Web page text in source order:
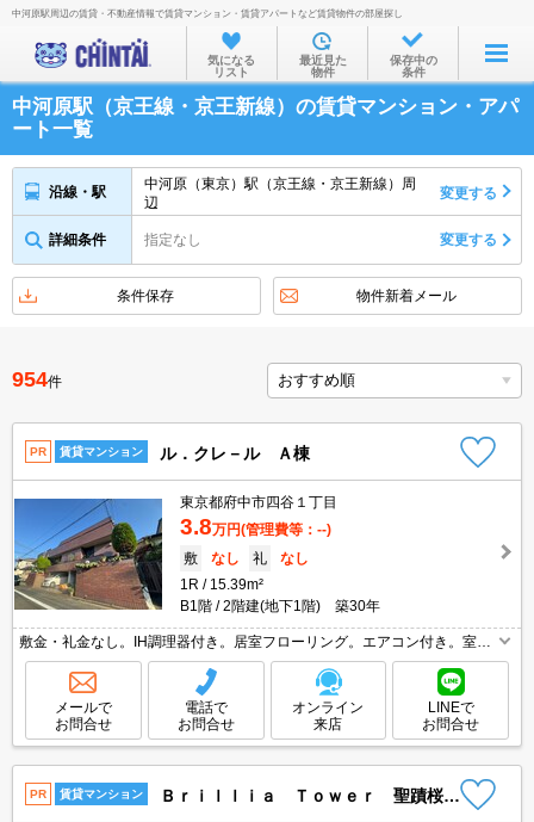
お部屋を探す
沿線・駅から
住所から
家賃相場から
不動産会社から
中河原駅周辺の賃貸・不動産情報で賃貸マンション・賃貸アパートなど賃貸物件の部屋探し
気になる
リスト
最近見た
物件
保存中の
条件
中河原駅（京王線・京王新線）の賃貸マンション・アパ
ート一覧
沿線・駅
中河原（東京）駅（京王線・京王新線）周
辺
変更する
詳細条件 指定なし 変更する
条件保存 物件新着メール
954件
PR 賃貸マンション ル．クレ－ル Ａ棟
東京都府中市四谷１丁目
3.8万円(管理費等：--)
敷
なし 礼
なし
1R
15.39m²
B1階
2階建(地下1階) 築30年
敷金・礼金なし。IH調理器付き。居室フローリング。エアコン付き。室内
洗濯機置場。J:COM1G Wi-Fi無料。契約金・家賃キャッシュレス決済対応
（条件あり）。
メールで
お問合せ
電話で
お問合せ
オンライン
来店
LINEで
お問合せ
PR 賃貸マンション Ｂｒｉｌｌｉａ Ｔｏｗｅｒ 聖蹟桜ヶ丘